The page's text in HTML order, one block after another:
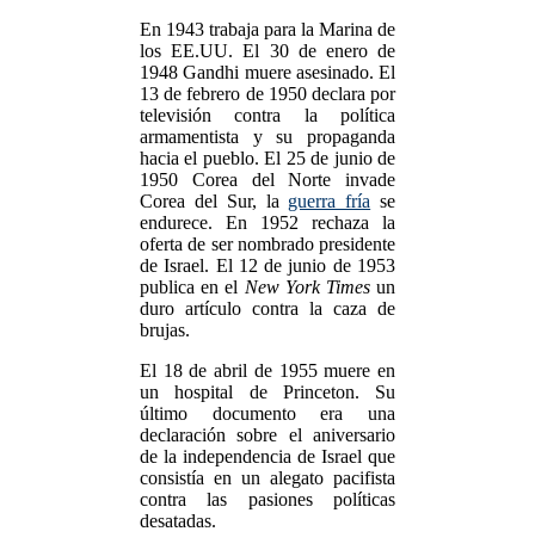
En 1943 trabaja para la Marina de
los EE.UU. El 30 de enero de
1948 Gandhi muere asesinado. El
13 de febrero de 1950 declara por
televisión contra la política
armamentista y su propaganda
hacia el pueblo. El 25 de junio de
1950 Corea del Norte invade
Corea del Sur, la guerra fría se
endurece. En 1952 rechaza la
oferta de ser nombrado presidente
de Israel. El 12 de junio de 1953
publica en el New York Timesun
duro artículo contra la caza de
brujas.
El 18 de abril de 1955 muere en
un hospital de Princeton. Su
último documento era una
declaración sobre el aniversario
de la independencia de Israel que
consistía en un alegato pacifista
contra las pasiones políticas
desatadas.